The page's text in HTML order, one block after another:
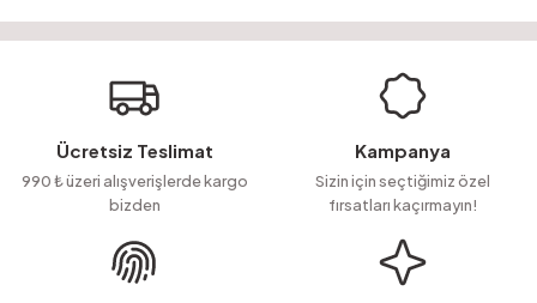
Soru Sor
Görüş ve önerileriniz için teşekkür ederiz.
Ürün resmi kalitesiz, bozuk veya görüntülenemiyor.
Ürün açıklamasında eksik bilgiler bulunuyor.
Ürün bilgilerinde hatalar bulunuyor.
Ürün fiyatı diğer sitelerden daha pahalı.
Bu ürüne benzer farklı alternatifler olmalı.
Ücretsiz Teslimat
990 ₺ üzeri alışverişlerde kargo
bizden
Kampanya
Sizin için seçtiğimiz özel
fırsatları kaçırmayın!